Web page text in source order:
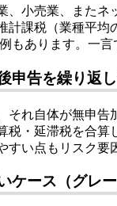
、小売業、また
計課税（業種平
もあります。一
申告を繰り返
それ自体が無申
税・延滞税を合
い点もリスク要
ケース（グレー